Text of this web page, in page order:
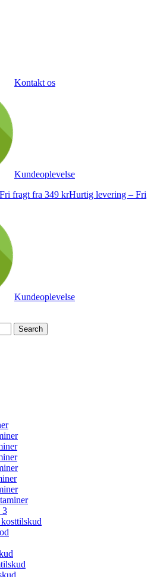
Kontakt os
Kundeoplevelse
Hurtig levering – Fri
Kundeoplevelse
Search
3